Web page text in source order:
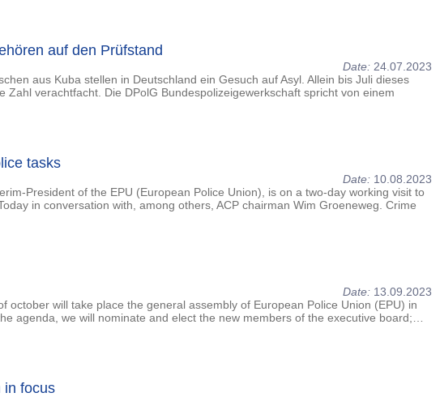
auf den Prüfstand
Date: 24.07.2023
aus Kuba stellen in Deutschland ein Gesuch auf Asyl. Allein bis Juli dieses
Zahl verachtfacht. Die DPolG Bundespolizeigewerkschaft spricht von einem
tasks
Date: 10.08.2023
President of the EPU (European Police Union), is on a two-day working visit to
in conversation with, among others, ACP chairman Wim Groeneweg. Crime
Date: 13.09.2023
october will take place the general assembly of European Police Union (EPU) in
agenda, we will nominate and elect the new members of the executive board;…
in focus